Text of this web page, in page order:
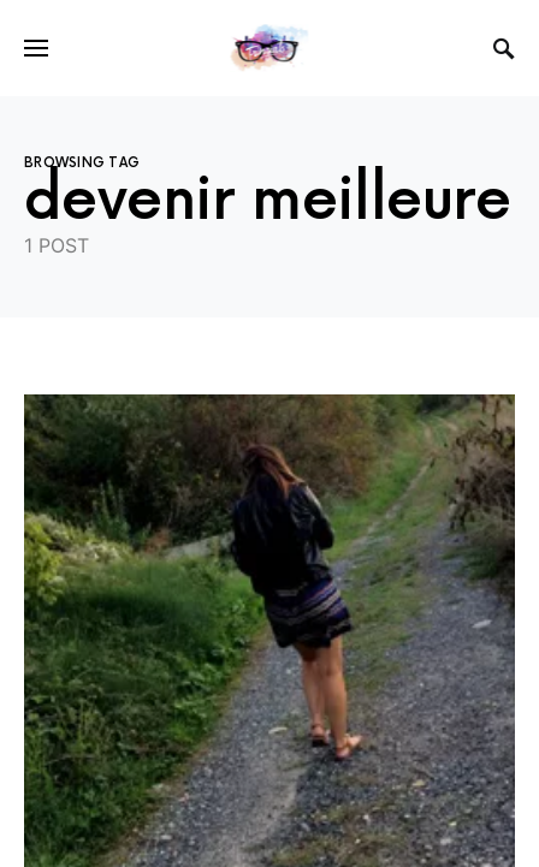
BROWSING TAG
devenir meilleure
1 POST